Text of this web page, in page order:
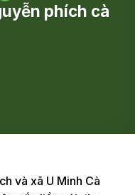
phích cà
và xã U Minh Cà